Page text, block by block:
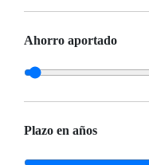
Ahorro aportado
Plazo en años